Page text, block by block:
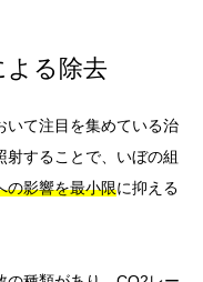
よる除去
いて注目を集めている治
することで、いぼの組
の影響を最小限に抑える